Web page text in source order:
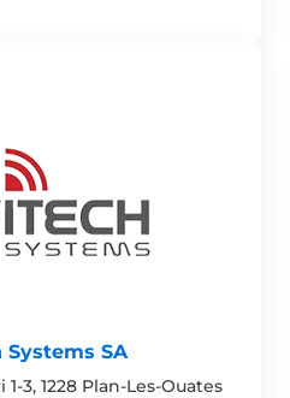
Systems SA
3, 1228 Plan-Les-Ouates